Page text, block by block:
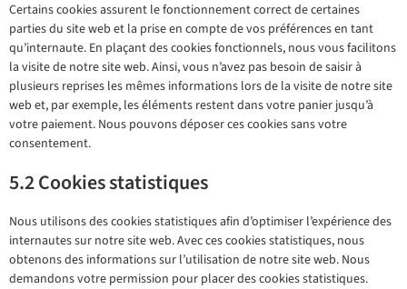
Certains cookies assurent le fonctionnement correct de certaines
parties du site web et la prise en compte de vos préférences en tant
qu’internaute. En plaçant des cookies fonctionnels, nous vous facilitons
la visite de notre site web. Ainsi, vous n’avez pas besoin de saisir à
plusieurs reprises les mêmes informations lors de la visite de notre site
web et, par exemple, les éléments restent dans votre panier jusqu’à
votre paiement. Nous pouvons déposer ces cookies sans votre
consentement.
5.2 Cookies statistiques
Nous utilisons des cookies statistiques afin d’optimiser l’expérience des
internautes sur notre site web. Avec ces cookies statistiques, nous
obtenons des informations sur l’utilisation de notre site web. Nous
demandons votre permission pour placer des cookies statistiques.